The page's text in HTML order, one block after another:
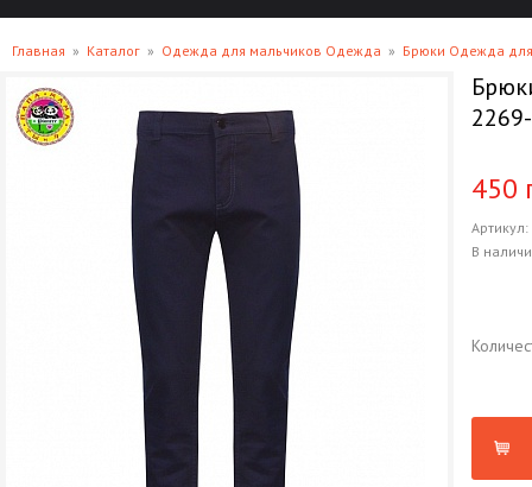
Главная » Каталог » Одежда для мальчиков Одежда » Брюки Одежда
450
Артикул:
В